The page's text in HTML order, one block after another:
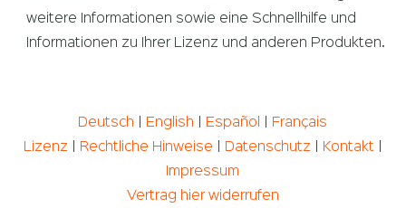
weitere Informationen sowie eine Schnellhilfe und
Informationen zu Ihrer Lizenz und anderen Produkten.
Deutsch English Español
Français
Lizenz
Rechtliche Hinweise Datenschutz Kontakt
Impressum
Vertrag hier widerrufen